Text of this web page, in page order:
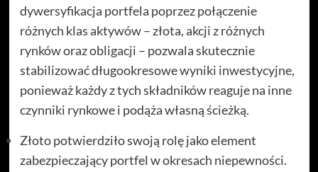
dywersyfikacja portfela poprzez połączenie
różnych klas aktywów – złota, akcji z różnych
rynków oraz obligacji – pozwala skutecznie
stabilizować długookresowe wyniki inwestycyjne,
ponieważ każdy z tych składników reaguje na inne
czynniki rynkowe i podąża własną ścieżką.
Złoto potwierdziło swoją rolę jako element
zabezpieczający portfel w okresach niepewności.